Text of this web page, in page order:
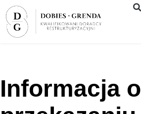
Informacja o